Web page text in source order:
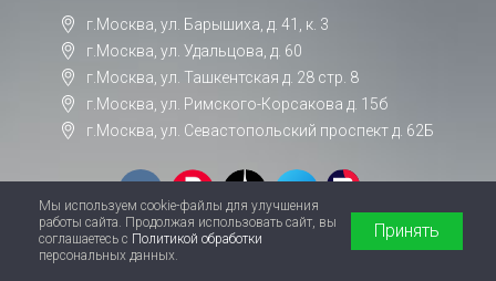
г.Москва, ул. Барышиха, д. 41, к. 3
г.Москва, ул. Удальцова, д. 60
г.Москва, ул. Ташкентская д. 28 стр. 8
г.Москва, ул. Римского-Корсакова д. 15б
г.Москва, ул. Севастопольский проспект д. 62Б
Мы используем cookie-файлы для улучшения
работы сайта. Продолжая использовать сайт, вы
соглашаетесь с Политикой обработки
персональных данных.
Принять